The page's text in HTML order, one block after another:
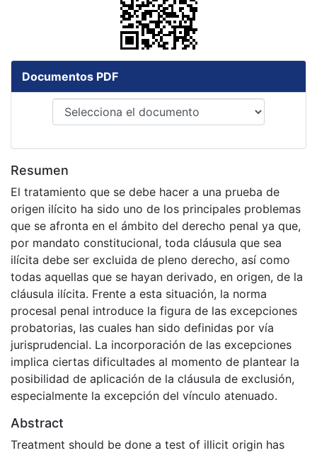
Documentos PDF
Resumen
El tratamiento que se debe hacer a una prueba de
origen ilícito ha sido uno de los principales problemas
que se afronta en el ámbito del derecho penal ya que,
por mandato constitucional, toda cláusula que sea
ilícita debe ser excluida de pleno derecho, así como
todas aquellas que se hayan derivado, en origen, de la
cláusula ilícita. Frente a esta situación, la norma
procesal penal introduce la figura de las excepciones
probatorias, las cuales han sido definidas por vía
jurisprudencial. La incorporación de las excepciones
implica ciertas dificultades al momento de plantear la
posibilidad de aplicación de la cláusula de exclusión,
especialmente la excepción del vínculo atenuado.
Abstract
Treatment should be done a test of illicit origin has